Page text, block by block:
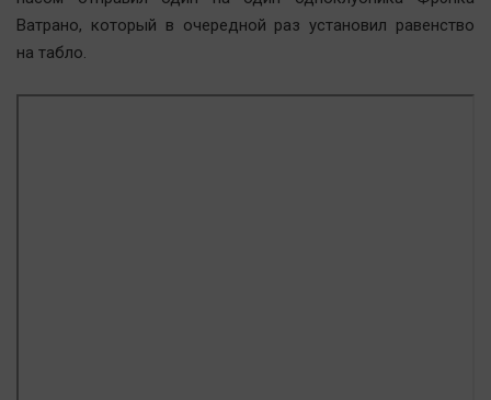
Ватрано, который в очередной раз установил равенство
на табло.